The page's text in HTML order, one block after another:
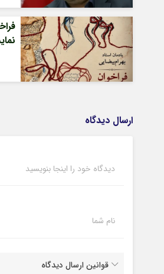
ارسال دیدگاه
دیدگاه خود را اینجا بنویسید
نام شما
قوانین ارسال دیدگاه